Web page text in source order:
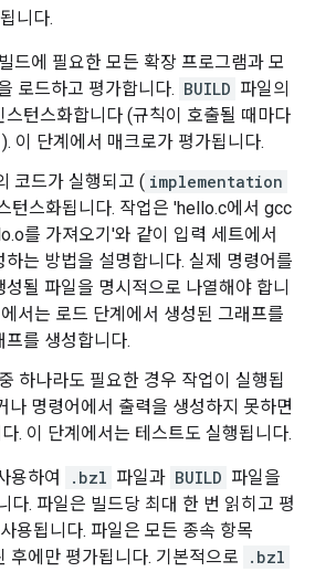
니다.
드에 필요한 모든 확장 프로그램과 모
로드하고 평가합니다. BUILD 파일의
스턴스화합니다 (규칙이 호출될 때마다
이 단계에서 매크로가 평가됩니다.
코드가 실행되고 ( implementation
턴스화됩니다. 작업은 'hello.c에서 gcc
를 가져오기'와 같이 입력 세트에서
하는 방법을 설명합니다. 실제 명령어를
될 파일을 명시적으로 나열해야 합니
서는 로드 단계에서 생성된 그래프를
를 생성합니다.
하나라도 필요한 경우 작업이 실행됩
나 명령어에서 출력을 생성하지 못하면
. 이 단계에서는 테스트도 실행됩니다.
용하여 .bzl 파일과 BUILD 파일을
다. 파일은 빌드당 최대 한 번 읽히고 평
용됩니다. 파일은 모든 종속 항목
후에만 평가됩니다. 기본적으로
.bzl